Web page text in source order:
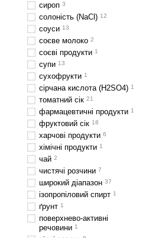
сироп 3
солоність (NaCl) 12
соуси 13
соєве молоко 2
соєві продукти 1
супи 13
сухофрукти 1
сірчана кислота (H2SO4) 1
томатний сік 21
фармацевтичні продукти 1
фруктовий сік 18
харчові продукти 6
хімічні продукти 1
чай 2
чистячі розчини 7
широкий діапазон 37
ізопропіловий спирт 1
ґрунт 1
поверхнево-активні
речовини 1